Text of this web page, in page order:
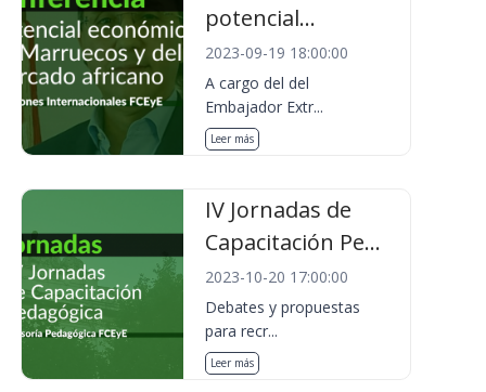
potencial...
2023-09-19 18:00:00
A cargo del del
Embajador Extr...
Leer más
IV Jornadas de
Capacitación Pe...
2023-10-20 17:00:00
Debates y propuestas
para recr...
Leer más